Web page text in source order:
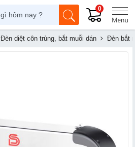
0
Đèn diệt côn trùng, bắt muỗi dán Đèn bắt